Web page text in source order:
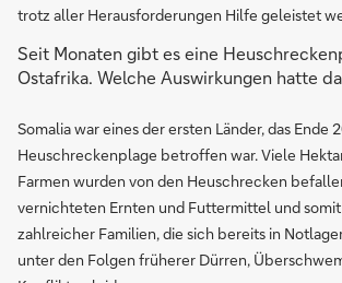
trotz aller Herausforderungen Hilfe geleistet
Seit Monaten gibt es eine
Ostafrika. Welche Auswirkungen hatte
Somalia war eines der ersten Länder, das Ende
Heuschreckenplage betroffen war. Viele
Farmen wurden von den Heuschrecken
vernichteten Ernten und Futtermittel und somit
zahlreicher Familien, die sich bereits in
unter den Folgen früherer Dürren,